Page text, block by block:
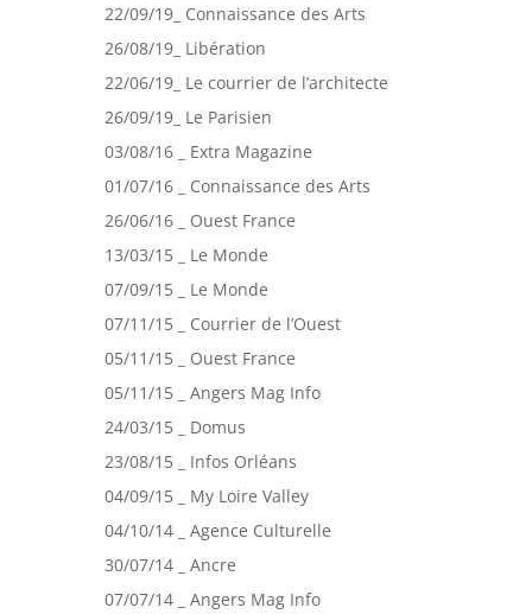
22/09/19_ Connaissance des Arts
26/08/19_ Libération
22/06/19_ Le courrier de l’architecte
26/09/19_ Le Parisien
03/08/16 _ Extra Magazine
01/07/16 _ Connaissance des Arts
26/06/16 _ Ouest France
13/03/15 _ Le Monde
07/09/15 _ Le Monde
07/11/15 _ Courrier de l’Ouest
05/11/15 _ Ouest France
05/11/15 _ Angers Mag Info
24/03/15 _ Domus
23/08/15 _ Infos Orléans
04/09/15 _ My Loire Valley
04/10/14 _ Agence Culturelle
30/07/14 _ Ancre
07/07/14 _ Angers Mag Info